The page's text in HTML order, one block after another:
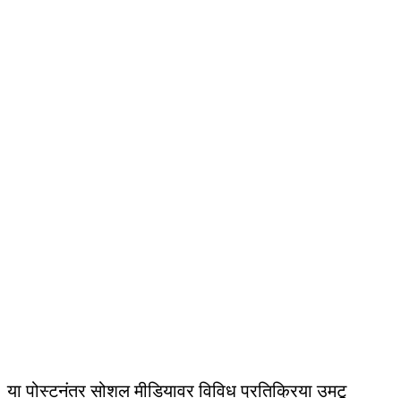
या पोस्टनंतर सोशल मीडियावर विविध प्रतिक्रिया उमटू